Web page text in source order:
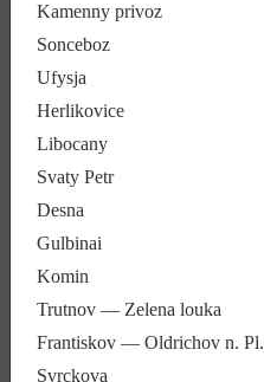
Kamenny privoz
Sonceboz
Ufysja
Herlikovice
Libocany
Svaty Petr
Desna
Gulbinai
Komin
Trutnov — Zelena louka
Frantiskov — Oldrichov n. Pl.
Svrckova